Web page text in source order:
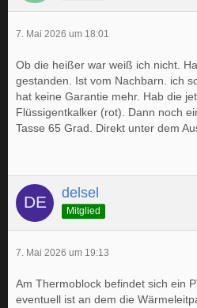
7. Mai 2026 um 18:01
Ob die heißer war weiß ich nicht.
gestanden. Ist vom Nachbarn. ich
hat keine Garantie mehr. Hab die
Flüssigentkalker (rot). Dann noch
Tasse 65 Grad. Direkt unter dem
delsel
Mitglied
7. Mai 2026 um 19:13
Am Thermoblock befindet sich ein
eventuell ist an dem die